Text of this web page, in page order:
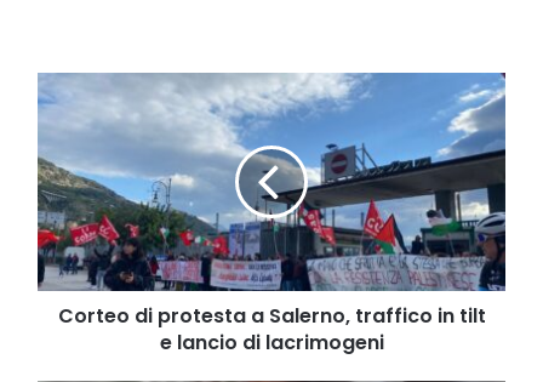
Corteo
di
protesta
a
Salerno,
traffico
in
tilt
e
lancio
Corteo di protesta a Salerno, traffico in tilt
e lancio di lacrimogeni